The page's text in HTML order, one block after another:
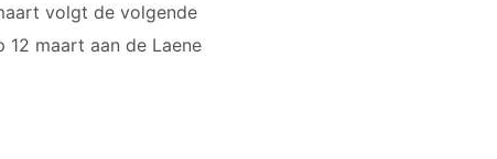
volgt de volgende
maart aan de Laene